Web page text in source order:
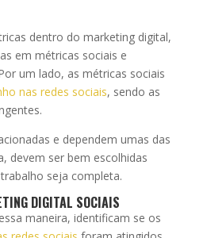
dentro do marketing digital,
em métricas sociais e
um lado, as métricas sociais
nas redes sociais, sendo as
e dependem umas das
devem ser bem escolhidas
seja completa.
DIGITAL SOCIAIS
maneira, identificam se os